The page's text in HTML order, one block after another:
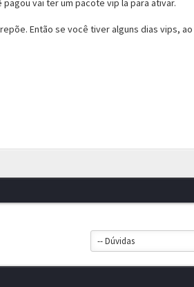
vai ter um pacote vip la para ativar.
Então se você tiver alguns dias vips,